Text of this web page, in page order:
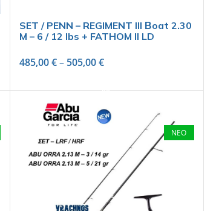
SET / PENN – REGIMENT III Βoat 2.30
M – 6 / 12 lbs + FATHOM II LD
485,00€– 505,00€
ΝΕΟ